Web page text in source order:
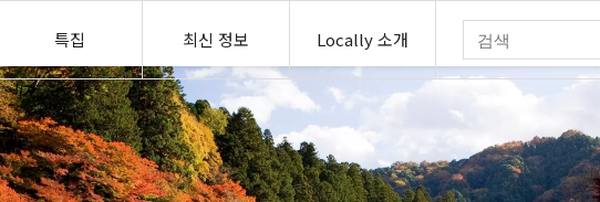
특집 최신 정보 Locally 소개